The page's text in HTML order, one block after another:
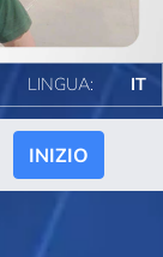
LINGUA: IT
INIZIO